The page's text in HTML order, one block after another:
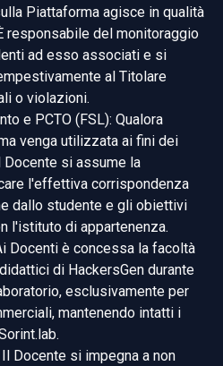
Piattaforma agisce in qualità
responsabile del monitoraggio
ad esso associati e si
al Titolare
o violazioni.
e PCTO (FSL): Qualora
venga utilizzata ai fini dei
Docente si assume la
l'effettiva corrispondenza
dallo studente e gli obiettivi
l'istituto di appartenenza.
Docenti è concessa la facoltà
di HackersGen durante
esclusivamente per
mantenendo intatti i
Docente si impegna a non